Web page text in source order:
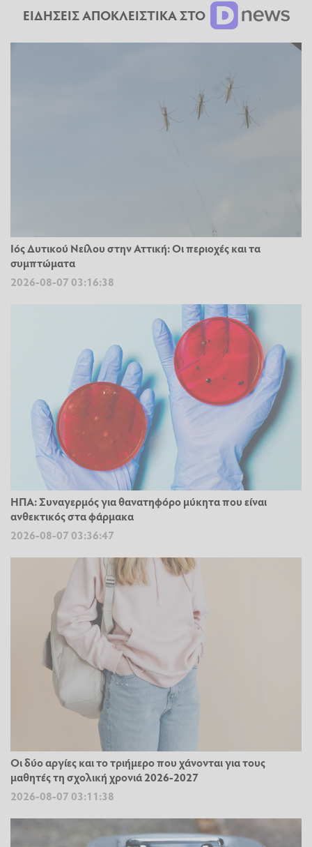
ΕΙΔΗΣΕΙΣ ΑΠΟΚΛΕΙΣΤΙΚΑ ΣΤΟ
Ιός Δυτικού Νείλου στην Αττική: Οι περιοχές και τα
συμπτώματα
2026-08-07 03:16:38
ΗΠΑ: Συναγερμός για θανατηφόρο μύκητα που είναι
ανθεκτικός στα φάρμακα
2026-08-07 03:36:47
Οι δύο αργίες και το τριήμερο που χάνονται για τους
μαθητές τη σχολική χρονιά 2026-2027
2026-08-07 03:11:38